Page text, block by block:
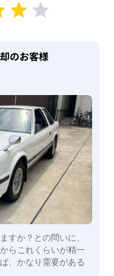
のお客様
すか？との問いに、
らこれくらいが精一
、かなり需要がある